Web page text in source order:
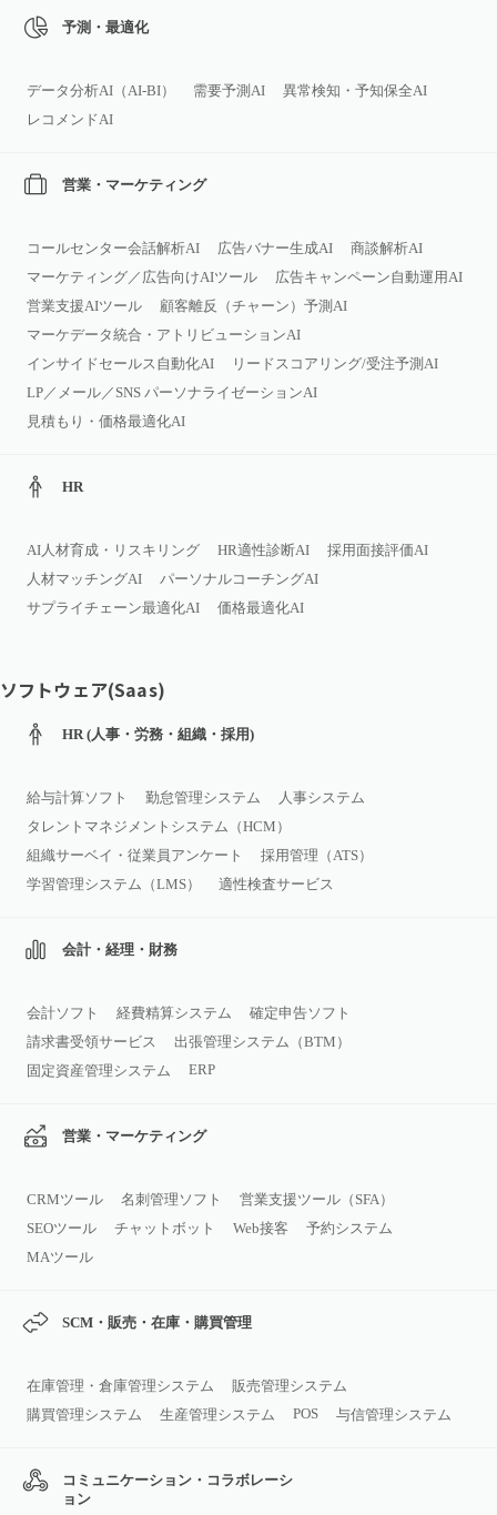
予測・最適化
データ分析AI（AI‑BI） 需要予測AI
異常検知・予知保全AI
レコメンドAI
営業・マーケティング
コールセンター会話解析AI 広告バナー生成AI
商談解析AI
マーケティング／広告向けAIツール
広告キャンペーン自動運用AI
営業支援AIツール
顧客離反（チャーン）予測AI
マーケデータ統合・アトリビューションAI
インサイドセールス自動化AI
リードスコアリング/受注予測AI
LP／メール／SNS パーソナライゼーションAI
見積もり・価格最適化AI
HR
AI人材育成・リスキリング HR適性診断AI
採用面接評価AI
人材マッチングAI
パーソナルコーチングAI
サプライチェーン最適化AI
価格最適化AI
ソフトウェア(Saas)
HR (人事・労務・組織・採用)
給与計算ソフト 勤怠管理システム
人事システム
タレントマネジメントシステム（HCM）
組織サーベイ・従業員アンケート
採用管理（ATS）
学習管理システム（LMS）
適性検査サービス
会計・経理・財務
会計ソフト 経費精算システム
確定申告ソフト
請求書受領サービス
出張管理システム（BTM）
固定資産管理システム
ERP
営業・マーケティング
CRMツール 名刺管理ソフト
営業支援ツール（SFA）
SEOツール
チャットボット Web接客
予約システム
MAツール
SCM・販売・在庫・購買管理
在庫管理・倉庫管理システム
販売管理システム
購買管理システム
生産管理システム POS 与信管理システム
コミュニケーション・コラボレーシ
ョン